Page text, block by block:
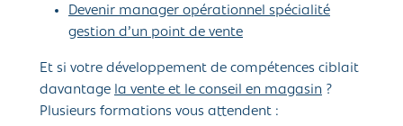
Devenir manager opérationnel spécialité
gestion d’un point de vente
Et si votre développement de compétences ciblait
davantage la vente et le conseil en magasin ?
Plusieurs formations vous attendent :